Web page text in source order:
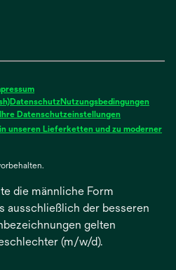
DatenschutzNutzungsbedingungen
Ihre Datenschutzeinstellungen
unseren Lieferketten und zu moderner
die männliche Form
ausschließlich der besseren
gelten
(m/w/d).